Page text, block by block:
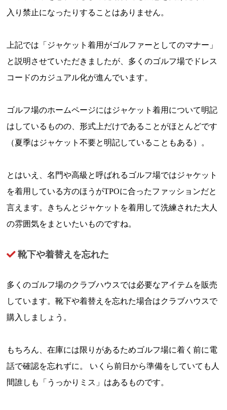
入り禁止になったりすることはありません。
上記では「ジャケット着用がゴルファーとしてのマナー」
と説明させていただきましたが、多くのゴルフ場でドレス
コードのカジュアル化が進んでいます。
ゴルフ場のホームページにはジャケット着用について明記
はしているものの、形式上だけであることがほとんどです
（夏季はジャケット不要と明記していることもある）。
とはいえ、名門や高級と呼ばれるゴルフ場ではジャケット
を着用している方のほうがTPOに合ったファッションだと
言えます。きちんとジャケットを着用して洗練された大人
の雰囲気をまといたいものですね。
靴下や着替えを忘れた
多くのゴルフ場のクラブハウスでは必要なアイテムを販売
しています。靴下や着替えを忘れた場合はクラブハウスで
購入しましょう。
もちろん、在庫には限りがあるためゴルフ場に着く前に電
話で確認を忘れずに。 いくら前日から準備をしていても人
間誰しも「うっかりミス」はあるものです。